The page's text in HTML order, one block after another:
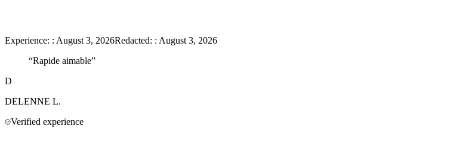
Experience: : August 3, 2026Redacted: : August 3, 2026
“Rapide aimable”
D
DELENNE L.
Verified experience